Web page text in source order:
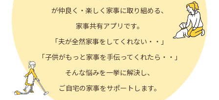
が仲良く・楽しく家事に取り組める、
家事共有アプリです。
「夫が全然家事をしてくれない・・」
「子供がもっと家事を手伝ってくれたら・・」
そんな悩みを一挙に解決し、
ご自宅の家事をサポートします。